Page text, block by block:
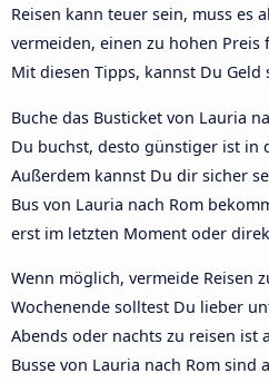
Reisen kann teuer sein, muss es
vermeiden, einen zu hohen Preis
Mit diesen Tipps, kannst Du Geld
Buche das Busticket von Lauria
Du buchst, desto günstiger ist in
Außerdem kannst Du dir sicher
Bus von Lauria nach Rom
erst im letzten Moment oder
Wenn möglich, vermeide Reisen
Wochenende solltest Du lieber
Abends oder nachts zu reisen ist
Busse von Lauria nach Rom sind